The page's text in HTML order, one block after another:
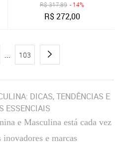
R$317,89 - 14%
R$272,00
... 103
DICAS, TENDÊNCIAS E
ESSENCIAIS
e Masculina está cada vez
e marcas